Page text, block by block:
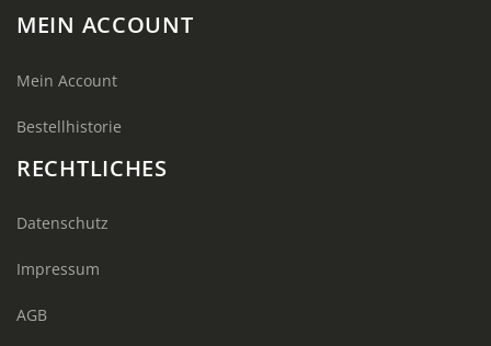
MEIN ACCOUNT
Mein Account
Bestellhistorie
RECHTLICHES
Datenschutz
Impressum
AGB